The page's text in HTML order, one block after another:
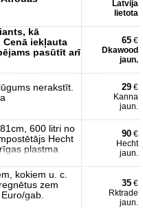
Latvija
lietota
kā
iekļauta
pasūtīt arī
65 €
Dkawood
jaun.
nerakstīt.
29 €
Kanna
jaun.
600 litri no
Hecht
plastma
90 €
Hecht
jaun.
kokiem u. c.
zem
gab.
35 €
Rktrade
jaun.